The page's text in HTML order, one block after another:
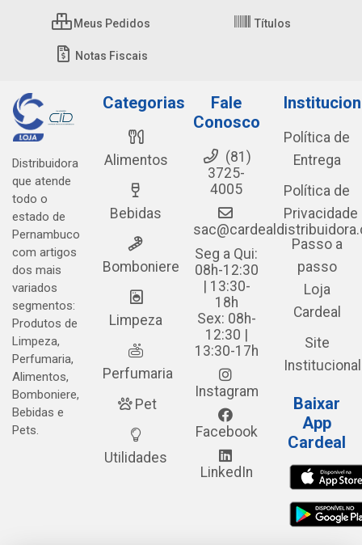
Meus Pedidos Títulos
Notas Fiscais
Distribuidora
que atende
todo o
estado de
Pernambuco
com artigos
dos mais
variados
segmentos:
Produtos de
Limpeza,
Perfumaria,
Alimentos,
Bomboniere,
Bebidas e
Pets.
Categorias
Alimentos
Bebidas
Bomboniere
Limpeza
Perfumaria
Pet
Utilidades
Fale
Conosco
(81)
3725-
4005
Seg a Qui:
08h-12:30
| 13:30-
18h
Sex: 08h-
12:30 |
13:30-17h
Instagram
Facebook
LinkedIn
Política de
Entrega
Política de
Privacidade
Passo a
passo
Loja
Cardeal
Site
Institucional
Baixar
App
Cardeal